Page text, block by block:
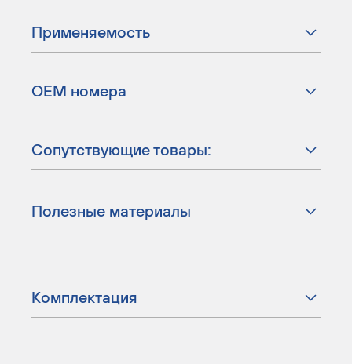
Применяемость
ОЕМ номера
Сопутствующие товары:
Полезные материалы
Комплектация